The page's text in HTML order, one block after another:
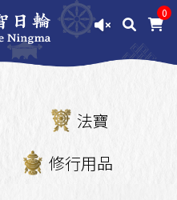
0
法寶
修行用品